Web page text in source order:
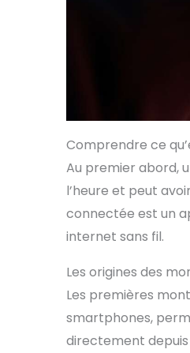
Comprendre ce
Au premier abord,
l’heure et peut
connectée est un
internet sans fil.
Les origines des
Les premières
smartphones,
directement